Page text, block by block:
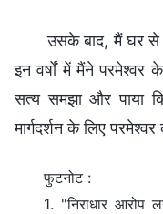
उसके बाद, मैं घर से
इन वर्षों में मैंने परमेश्वर
सत्य समझा और पाया
मार्गदर्शन के लिए
फुटनोट :
1. "निराधार आरोप